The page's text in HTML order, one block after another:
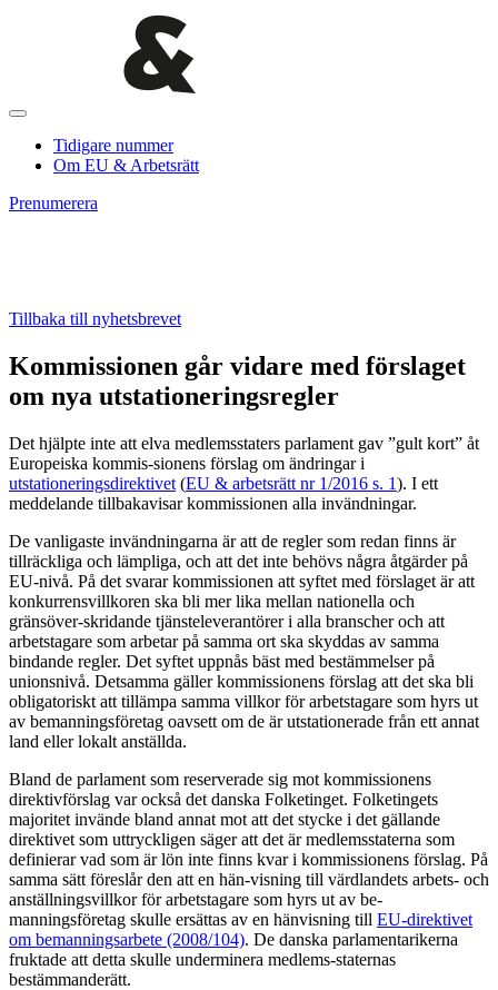
Tidigare nummer
Om EU & Arbetsrätt
Prenumerera
Tillbaka till nyhetsbrevet
Kommissionen går vidare med förslaget
om nya utstationeringsregler
Det hjälpte inte att elva medlemsstaters parlament gav ”gult kort” åt
Europeiska kommis-sionens förslag om ändringar i
utstationeringsdirektivet (EU & arbetsrätt nr 1/2016 s. 1). I ett
meddelande tillbakavisar kommissionen alla invändningar.
De vanligaste invändningarna är att de regler som redan finns är
tillräckliga och lämpliga, och att det inte behövs några åtgärder på
EU-nivå. På det svarar kommissionen att syftet med förslaget är att
konkurrensvillkoren ska bli mer lika mellan nationella och
gränsöver-skridande tjänsteleverantörer i alla branscher och att
arbetstagare som arbetar på samma ort ska skyddas av samma
bindande regler. Det syftet uppnås bäst med bestämmelser på
unionsnivå. Detsamma gäller kommissionens förslag att det ska bli
obligatoriskt att tillämpa samma villkor för arbetstagare som hyrs ut
av bemanningsföretag oavsett om de är utstationerade från ett annat
land eller lokalt anställda.
Bland de parlament som reserverade sig mot kommissionens
direktivförslag var också det danska Folketinget. Folketingets
majoritet invände bland annat mot att det stycke i det gällande
direktivet som uttryckligen säger att det är medlemsstaterna som
definierar vad som är lön inte finns kvar i kommissionens förslag. På
samma sätt föreslår den att en hän-visning till värdlandets arbets- och
anställningsvillkor för arbetstagare som hyrs ut av be-
manningsföretag skulle ersättas av en hänvisning till EU-direktivet
om bemanningsarbete (2008/104). De danska parlamentarikerna
fruktade att detta skulle underminera medlems-staternas
bestämmanderätt.